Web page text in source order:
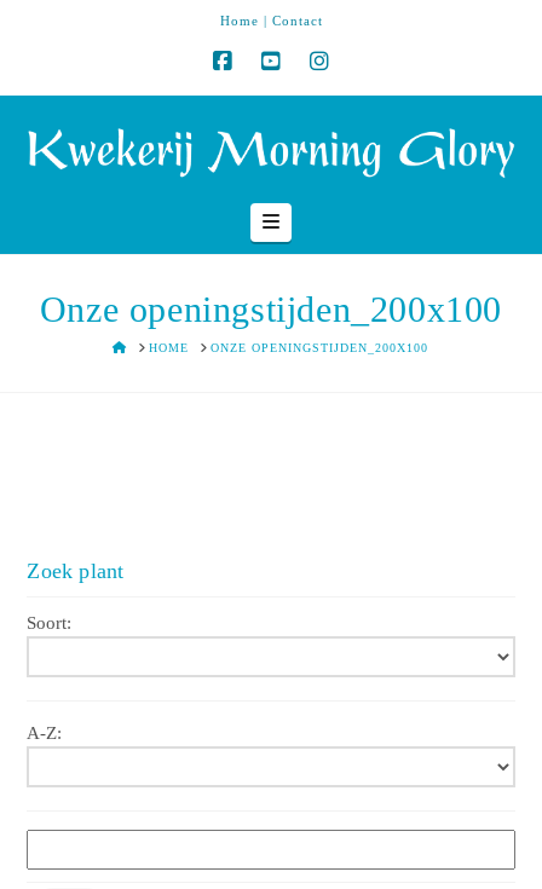
Home | Contact
Navigation
Onze openingstijden_200x100
HOMEHOME ONZE OPENINGSTIJDEN_200X100
Zoek plant
Soort:
A-Z: